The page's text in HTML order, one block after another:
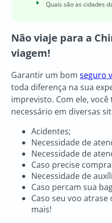
Quais são as cidades
Não viaje para a
viagem!
Garantir um bomseguro
toda diferença na sua
imprevisto. Com ele,
necessário em diversas
Acidentes;
Necessidade de
Necessidade de
Caso precise
Necessidade de
Caso percam sua
Caso seu voo
mais!